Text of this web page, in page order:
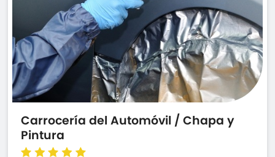
Carrocería del Automóvil / Chapa y
Pintura